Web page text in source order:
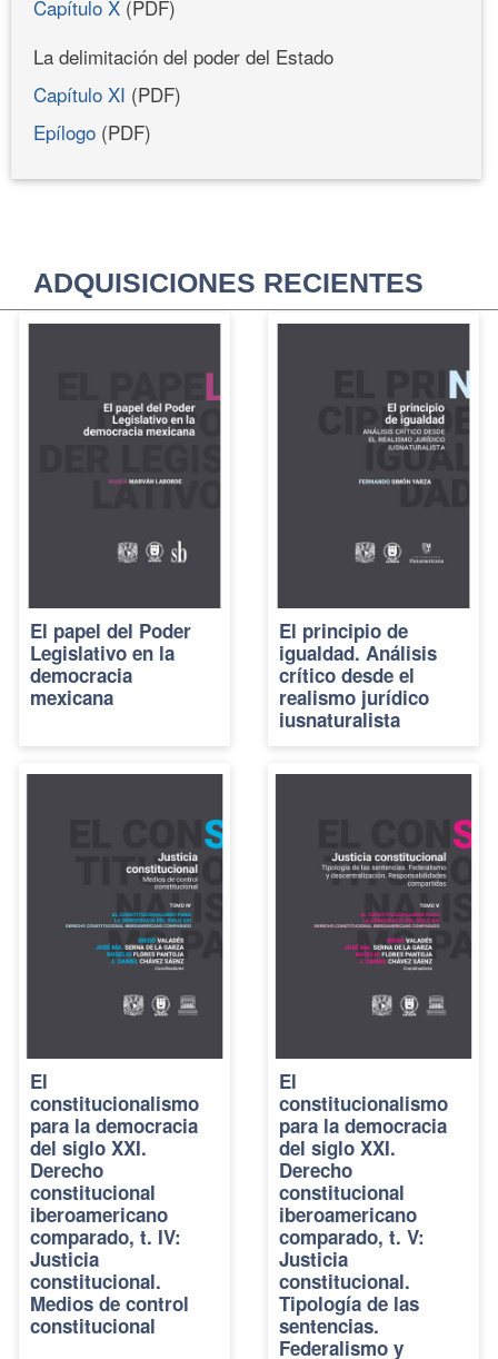
Capítulo X (PDF)
La delimitación del poder del Estado
Capítulo XI (PDF)
Epílogo (PDF)
ADQUISICIONES RECIENTES
El papel del Poder
Legislativo en la
democracia
mexicana
El principio de
igualdad. Análisis
crítico desde el
realismo jurídico
iusnaturalista
El
constitucionalismo
para la democracia
del siglo XXI.
Derecho
constitucional
iberoamericano
comparado, t. IV:
Justicia
constitucional.
Medios de control
constitucional
El
constitucionalismo
para la democracia
del siglo XXI.
Derecho
constitucional
iberoamericano
comparado, t. V:
Justicia
constitucional.
Tipología de las
sentencias.
Federalismo y